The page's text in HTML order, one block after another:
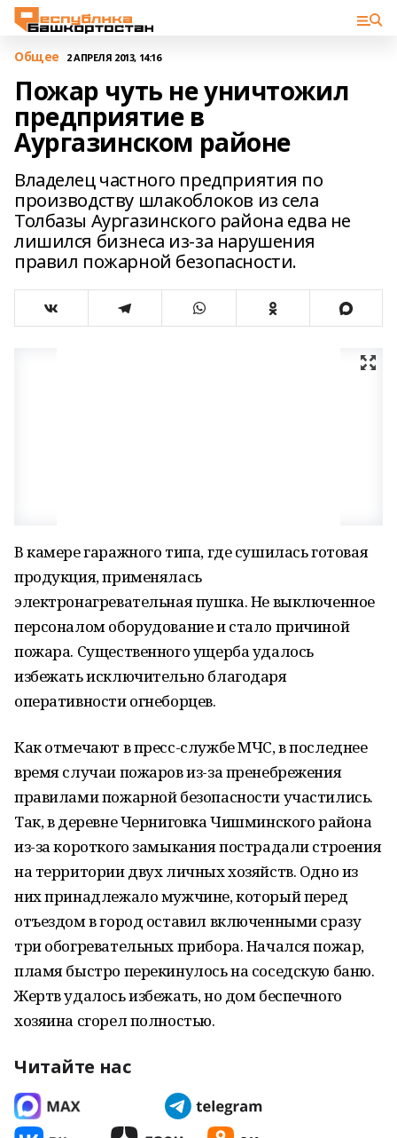
Общее 2 АПРЕЛЯ 2013, 14:16
Пожар чуть не уничтожил
предприятие в
Аургазинском районе
Владелец частного предприятия по
производству шлакоблоков из села
Толбазы Аургазинского района едва не
лишился бизнеса из-за нарушения
правил пожарной безопасности.
В камере гаражного типа, где сушилась готовая
продукция, применялась
электронагревательная пушка. Не выключенное
персоналом оборудование и стало причиной
пожара. Существенного ущерба удалось
избежать исключительно благодаря
оперативности огнеборцев.
Как отмечают в пресс-службе МЧС, в последнее
время случаи пожаров из-за пренебрежения
правилами пожарной безопасности участились.
Так, в деревне Черниговка Чишминского района
из-за короткого замыкания пострадали строения
на территории двух личных хозяйств. Одно из
них принадлежало мужчине, который перед
отъездом в город оставил включенными сразу
три обогревательных прибора. Начался пожар,
пламя быстро перекинулось на соседскую баню.
Жертв удалось избежать, но дом беспечного
хозяина сгорел полностью.
Читайте нас